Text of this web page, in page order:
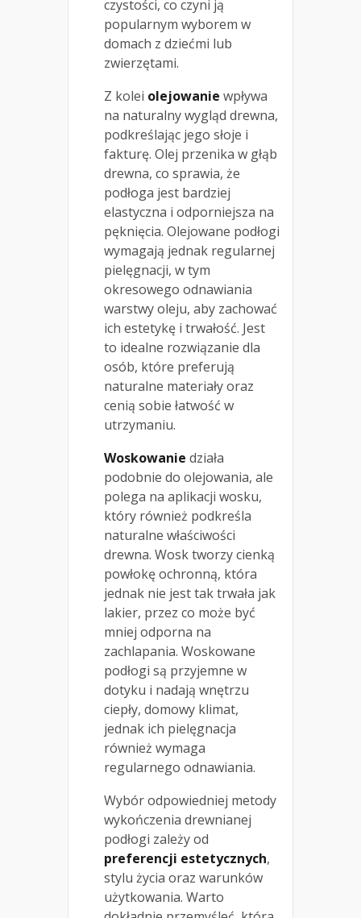
czystości, co czyni ją
popularnym wyborem w
domach z dziećmi lub
zwierzętami.
Z kolei olejowanie wpływa
na naturalny wygląd drewna,
podkreślając jego słoje i
fakturę. Olej przenika w głąb
drewna, co sprawia, że
podłoga jest bardziej
elastyczna i odporniejsza na
pęknięcia. Olejowane podłogi
wymagają jednak regularnej
pielęgnacji, w tym
okresowego odnawiania
warstwy oleju, aby zachować
ich estetykę i trwałość. Jest
to idealne rozwiązanie dla
osób, które preferują
naturalne materiały oraz
cenią sobie łatwość w
utrzymaniu.
Woskowanie działa
podobnie do olejowania, ale
polega na aplikacji wosku,
który również podkreśla
naturalne właściwości
drewna. Wosk tworzy cienką
powłokę ochronną, która
jednak nie jest tak trwała jak
lakier, przez co może być
mniej odporna na
zachlapania. Woskowane
podłogi są przyjemne w
dotyku i nadają wnętrzu
ciepły, domowy klimat,
jednak ich pielęgnacja
również wymaga
regularnego odnawiania.
Wybór odpowiedniej metody
wykończenia drewnianej
podłogi zależy od
preferencji estetycznych,
stylu życia oraz warunków
użytkowania. Warto